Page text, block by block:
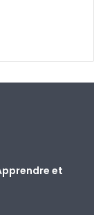
et